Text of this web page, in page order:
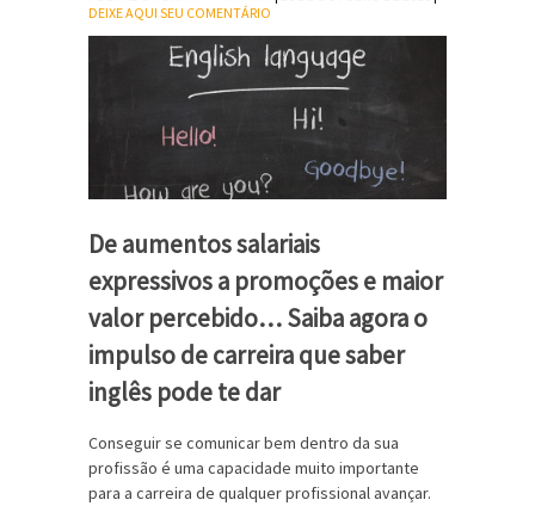
DEIXE AQUI SEU COMENTÁRIO
De aumentos salariais
expressivos a promoções e maior
valor percebido… Saiba agora o
impulso de carreira que saber
inglês pode te dar
Conseguir se comunicar bem dentro da sua
profissão é uma capacidade muito importante
para a carreira de qualquer profissional avançar.